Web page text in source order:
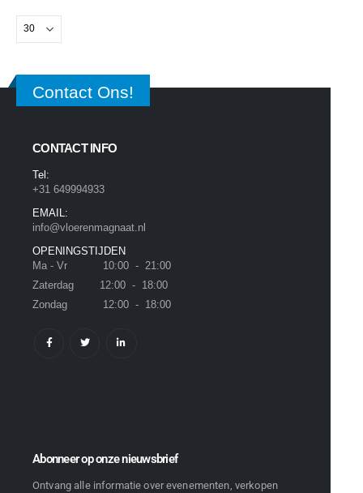
Contact Ons!
CONTACT INFO
Tel:
+31 649994933
EMAIL:
info@vloerenmagnaat.nl
OPENINGSTIJDEN
Ma - Vr 10:00 - 21:00
Zaterdag 12:00 - 18:00
Zondag 12:00 - 18:00
Abonneer op onze nieuwsbrief
Ontvang alle informatie over evenementen, verkopen